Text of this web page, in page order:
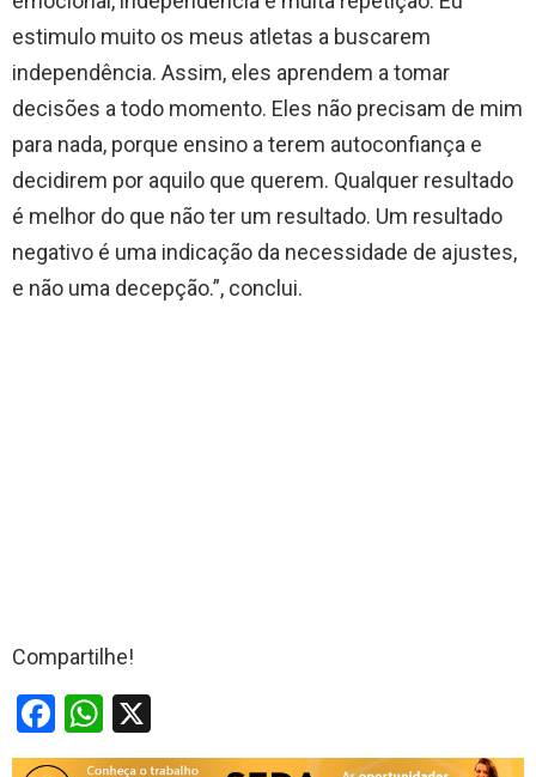
estimulo muito os meus atletas a buscarem
independência. Assim, eles aprendem a tomar
decisões a todo momento. Eles não precisam de mim
para nada, porque ensino a terem autoconfiança e
decidirem por aquilo que querem. Qualquer resultado
é melhor do que não ter um resultado. Um resultado
negativo é uma indicação da necessidade de ajustes,
e não uma decepção.”, conclui.
Compartilhe!
F
a
W
h